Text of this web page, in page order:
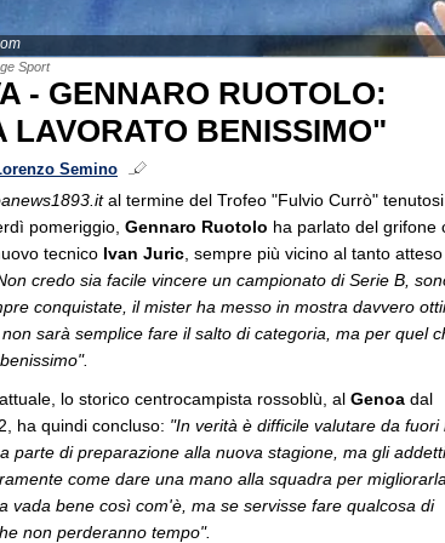
Sport
- GENNARO RUOTOLO:
LAVORATO BENISSIMO"
Semino
al termine del Trofeo "Fulvio Currò"
pomeriggio, Gennaro Ruotolo ha parlato del grifone
tecnico Ivan Juric , sempre più vicino al tanto atteso
credo sia facile vincere un campionato di Serie B,
conquistate, il mister ha messo in mostra davvero
sarà semplice fare il salto di categoria, ma per quel
lo storico centrocampista rossoblù, al Genoa dal
ha quindi concluso: "In verità è difficile valutare da fuori
parte di preparazione alla nuova stagione, ma gli
come dare una mano alla squadra per
vada bene così com'è, ma se servisse fare qualcosa di
non perderanno tempo".